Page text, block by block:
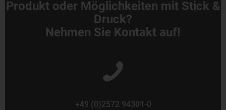
Produkt oder Möglichkeiten mit Stick &
Druck?
Nehmen Sie Kontakt auf!
+49 (0)2572 94301-0